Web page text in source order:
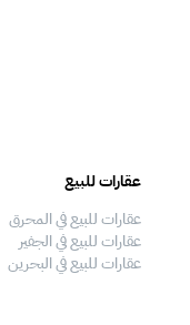
عقارات للبيع
عقارات للبيع في المحرق
عقارات للبيع في الجفير
عقارات للبيع في البحرين